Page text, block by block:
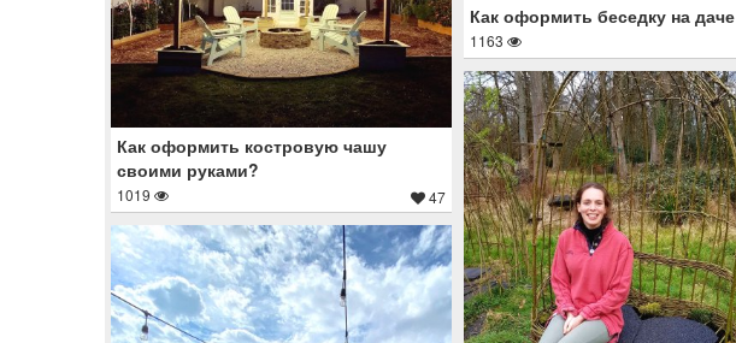
Как оформить беседку на даче
1163
Как оформить костровую чашу
своими руками?
1019 47